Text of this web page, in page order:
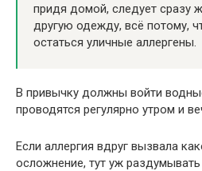
придя домой, следует сразу
другую одежду, всё потому,
остаться уличные аллергены.
В привычку должны войти
проводятся регулярно утром и
Если аллергия вдруг вызвала
осложнение, тут уж